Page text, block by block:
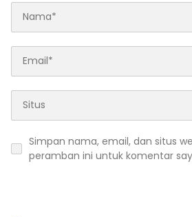
Simpan nama, email, dan situs
peramban ini untuk komentar